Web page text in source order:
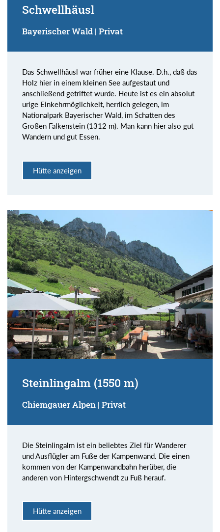
Schwellhäusl
Bayerischer Wald | Privat
Das Schwellhäusl war früher eine Klause. D.h., daß das
Holz hier in einem kleinen See aufgestaut und
anschließend getriftet wurde. Heute ist es ein absolut
urige Einkehrmöglichkeit, herrlich gelegen, im
Nationalpark Bayerischer Wald, im Schatten des
Großen Falkenstein (1312 m). Man kann hier also gut
Wandern und gut Essen.
Hütte anzeigen
Steinlingalm (1550 m)
Chiemgauer Alpen | Privat
Die Steinlingalm ist ein beliebtes Ziel für Wanderer
und Ausflügler am Fuße der Kampenwand. Die einen
kommen von der Kampenwandbahn herüber, die
anderen von Hintergschwendt zu Fuß herauf.
Hütte anzeigen